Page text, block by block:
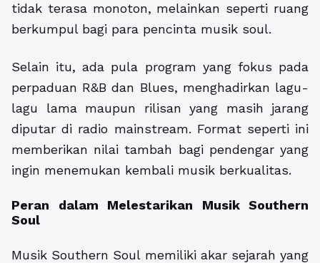
tidak terasa monoton, melainkan seperti ruang
berkumpul bagi para pencinta musik soul.
Selain itu, ada pula program yang fokus pada
perpaduan R&B dan Blues, menghadirkan lagu-
lagu lama maupun rilisan yang masih jarang
diputar di radio mainstream. Format seperti ini
memberikan nilai tambah bagi pendengar yang
ingin menemukan kembali musik berkualitas.
Peran dalam Melestarikan Musik Southern
Soul
Musik Southern Soul memiliki akar sejarah yang